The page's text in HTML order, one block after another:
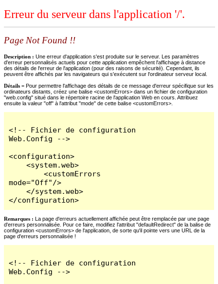
Erreur du serveur dans l'application '/'.
Page Not Found !!
Description : Une erreur d'application s'est produite sur le serveur. Les paramètres
d'erreur personnalisés actuels pour cette application empêchent l'affichage à distance
des détails de l'erreur de l'application (pour des raisons de sécurité). Cependant, ils
peuvent être affichés par les navigateurs qui s'exécutent sur l'ordinateur serveur local.
Détails = Pour permettre l'affichage des détails de ce message d'erreur spécifique sur les
ordinateurs distants, créez une balise <customErrors> dans un fichier de configuration
"web.config" situé dans le répertoire racine de l'application Web en cours. Attribuez
ensuite la valeur "off" à l'attribut "mode" de cette balise <customErrors>.
<!-- Fichier de configuration
Web.Config -->
<configuration>
    <system.web>
        <customErrors
mode="Off"/>
    </system.web>
</configuration>
Remarques : La page d'erreurs actuellement affichée peut être remplacée par une page
d'erreurs personnalisée. Pour ce faire, modifiez l'attribut "defaultRedirect" de la balise de
configuration <customErrors> de l'application, de sorte qu'il pointe vers une URL de la
page d'erreurs personnalisée !
<!-- Fichier de configuration
Web.Config -->